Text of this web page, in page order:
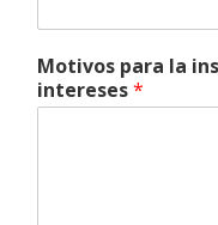
Motivos para la
intereses*